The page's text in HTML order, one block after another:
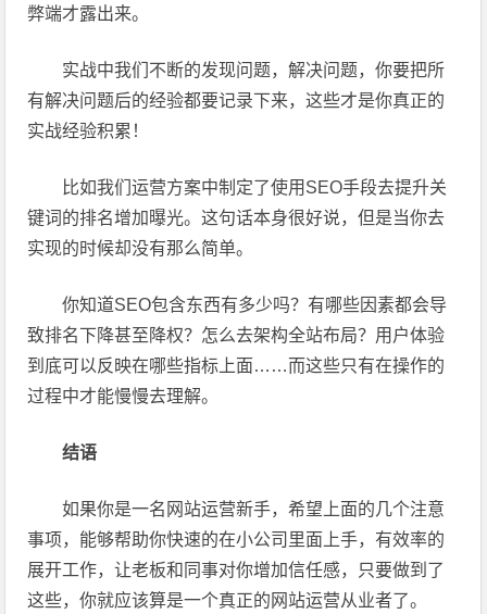
弊端才露出来。
实战中我们不断的发现问题，解决问题，你要把所
有解决问题后的经验都要记录下来，这些才是你真正的
实战经验积累！
比如我们运营方案中制定了使用SEO手段去提升关
键词的排名增加曝光。这句话本身很好说，但是当你去
实现的时候却没有那么简单。
你知道SEO包含东西有多少吗？有哪些因素都会导
致排名下降甚至降权？怎么去架构全站布局？用户体验
到底可以反映在哪些指标上面……而这些只有在操作的
过程中才能慢慢去理解。
结语
如果你是一名网站运营新手，希望上面的几个注意
事项，能够帮助你快速的在小公司里面上手，有效率的
展开工作，让老板和同事对你增加信任感，只要做到了
这些，你就应该算是一个真正的网站运营从业者了。